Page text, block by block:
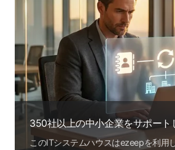
350社以上の中小企業をサポート
このITシステムハウスはezeepを利用